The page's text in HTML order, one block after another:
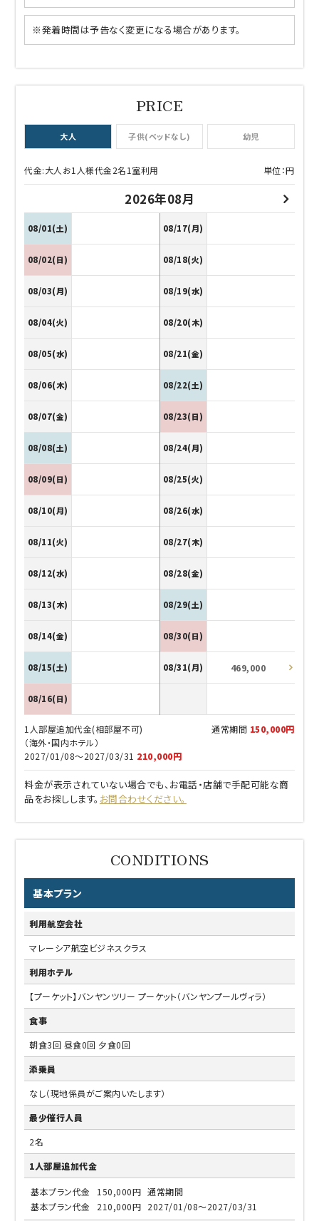
※発着時間は予告なく変更になる場合があります。
基本プラン
利用航空会社
マレーシア航空ビジネスクラス
利用ホテル
【プーケット】バンヤンツリー プーケット（バンヤンプールヴィラ）
食事
朝食3回 昼食0回 夕食0回
添乗員
なし（現地係員がご案内いたします）
最少催行人員
2名
1人部屋追加代金
基本プラン代金 150,000円 通常期間
基本プラン代金
210,000円 2027/01/08～2027/03/31
大人 子供(ベッドなし) 幼児
代金:大人お1人様代金2名1室利用 単位：円
2026年08月
08/01(土)
08/02(日)
08/03(月)
08/04(火)
08/05(水)
08/06(木)
08/07(金)
08/08(土)
08/09(日)
08/10(月)
08/11(火)
08/12(水)
08/13(木)
08/14(金)
08/15(土)
08/16(日)
08/17(月)
08/18(火)
08/19(水)
08/20(木)
08/21(金)
08/22(土)
08/23(日)
08/24(月)
08/25(火)
08/26(水)
08/27(木)
08/28(金)
08/29(土)
08/30(日)
08/31(月) 469,000
1人部屋追加代金(相部屋不可)
（海外・国内ホテル）
通常期間 150,000円
2027/01/08～2027/03/31 210,000円
料金が表示されていない場合でも、お電話・店舗で手配可能な商
品をお探しします。 お問合わせください。